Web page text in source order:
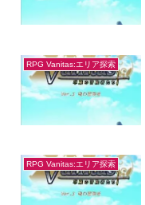
RPG Vanitas:エリア探索
RPG Vanitas:エリア探索